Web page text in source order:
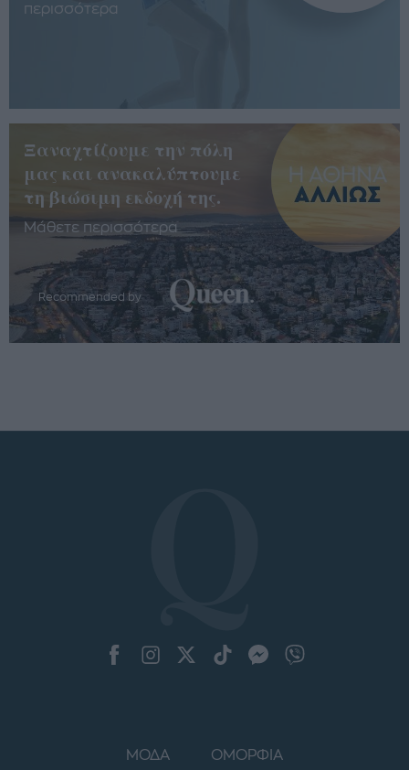
περισσότερα
Ξαναχτίζουμε την πόλη
μας και ανακαλύπτουμε
τη βιώσιμη εκδοχή της.
Μάθετε περισσότερα
Recommended by
ΜΟΔΑ ΟΜΟΡΦΙΑ